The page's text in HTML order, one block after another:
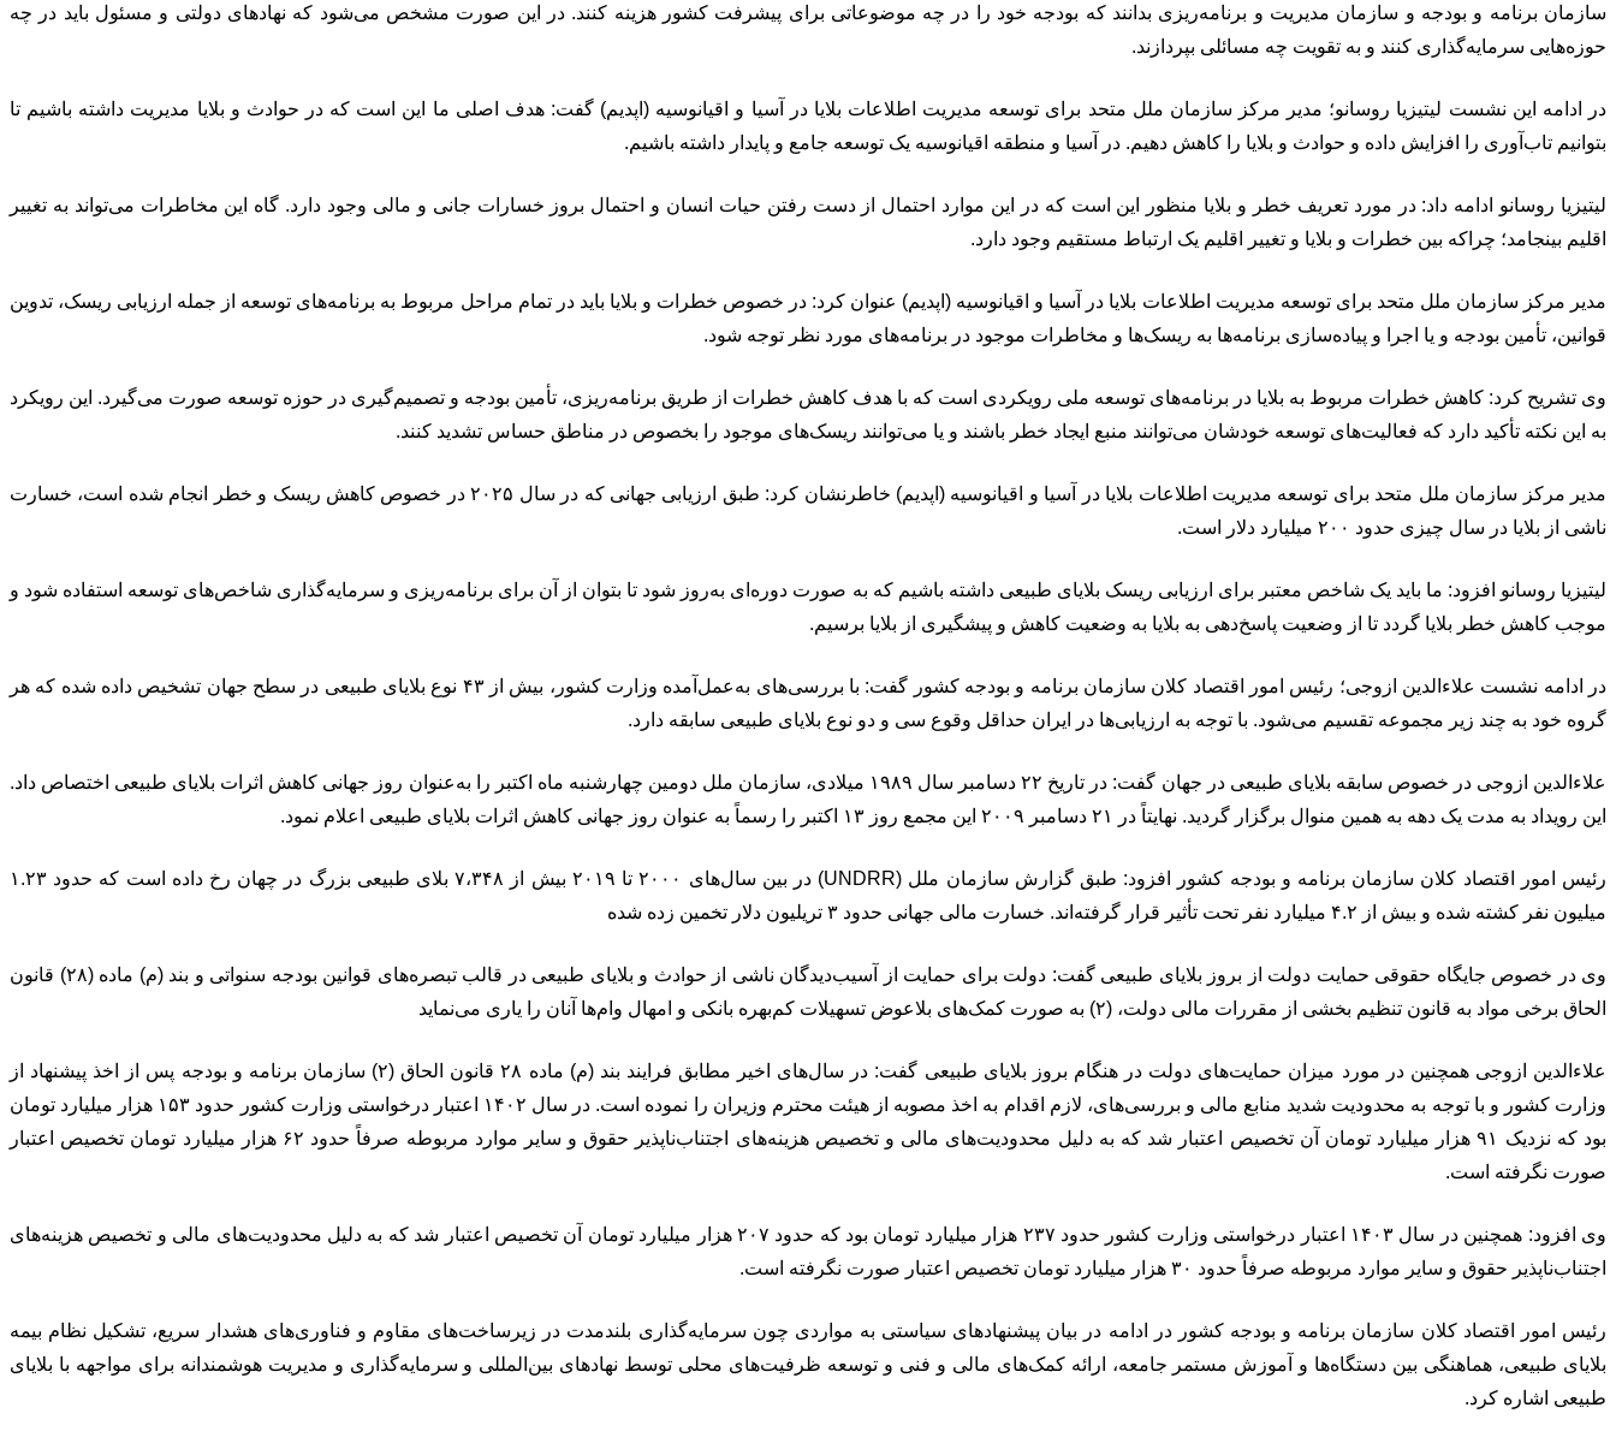
سازمان برنامه و بودجه و سازمان مدیریت و برنامه‌ریزی بدانند که بودجه خود را در چه موضوعاتی برای پیشرفت کشور هزینه کنند. در این صورت مشخص می‌شود که نهادهای دولتی و مسئول باید در چه
حوزه‌هایی سرمایه‌گذاری کنند و به تقویت چه مسائلی بپردازند.
در ادامه این نشست لیتیزیا روسانو؛ مدیر مرکز سازمان ملل متحد برای توسعه مدیریت اطلاعات بلایا در آسیا و اقیانوسیه (اپدیم) گفت: هدف اصلی ما این است که در حوادث و بلایا مدیریت داشته باشیم تا
بتوانیم تاب‌آوری را افزایش داده و حوادث و بلایا را کاهش دهیم. در آسیا و منطقه اقیانوسیه یک توسعه جامع و پایدار داشته باشیم.
لیتیزیا روسانو ادامه داد: در مورد تعریف خطر و بلایا منظور این است که در این موارد احتمال از دست رفتن حیات انسان و احتمال بروز خسارات جانی و مالی وجود دارد. گاه این مخاطرات می‌تواند به تغییر
اقلیم بینجامد؛ چراکه بین خطرات و بلایا و تغییر اقلیم یک ارتباط مستقیم وجود دارد.
مدیر مرکز سازمان ملل متحد برای توسعه مدیریت اطلاعات بلایا در آسیا و اقیانوسیه (اپدیم) عنوان کرد: در خصوص خطرات و بلایا باید در تمام مراحل مربوط به برنامه‌های توسعه از جمله ارزیابی ریسک، تدوین
قوانین، تأمین بودجه و یا اجرا و پیاده‌سازی برنامه‌ها به ریسک‌ها و مخاطرات موجود در برنامه‌های مورد نظر توجه شود.
وی تشریح کرد: کاهش خطرات مربوط به بلایا در برنامه‌های توسعه ملی رویکردی است که با هدف کاهش خطرات از طریق برنامه‌ریزی، تأمین بودجه و تصمیم‌گیری در حوزه توسعه صورت می‌گیرد. این رویکرد
به این نکته تأکید دارد که فعالیت‌های توسعه خودشان می‌توانند منبع ایجاد خطر باشند و یا می‌توانند ریسک‌های موجود را بخصوص در مناطق حساس تشدید کنند.
مدیر مرکز سازمان ملل متحد برای توسعه مدیریت اطلاعات بلایا در آسیا و اقیانوسیه (اپدیم) خاطرنشان کرد: طبق ارزیابی جهانی که در سال ۲۰۲۵ در خصوص کاهش ریسک و خطر انجام شده است، خسارت
ناشی از بلایا در سال چیزی حدود ۲۰۰ میلیارد دلار است.
لیتیزیا روسانو افزود: ما باید یک شاخص معتبر برای ارزیابی ریسک بلایای طبیعی داشته باشیم که به صورت دوره‌ای به‌روز شود تا بتوان از آن برای برنامه‌ریزی و سرمایه‌گذاری شاخص‌های توسعه استفاده شود و
موجب کاهش خطر بلایا گردد تا از وضعیت پاسخ‌دهی به بلایا به وضعیت کاهش و پیشگیری از بلایا برسیم.
در ادامه نشست علاءالدین ازوجی؛ رئیس امور اقتصاد کلان سازمان برنامه و بودجه کشور گفت: با بررسی‌های به‌عمل‌آمده وزارت کشور، بیش از ۴۳ نوع بلایای طبیعی در سطح جهان تشخیص داده شده که هر
گروه خود به چند زیر مجموعه تقسیم می‌شود. با توجه به ارزیابی‌ها در ایران حداقل وقوع سی و دو نوع بلایای طبیعی سابقه دارد.
علاءالدین ازوجی در خصوص سابقه بلایای طبیعی در جهان گفت: در تاریخ ۲۲ دسامبر سال ۱۹۸۹ میلادی، سازمان ملل دومین چهارشنبه ماه اکتبر را به‌عنوان روز جهانی کاهش اثرات بلایای طبیعی اختصاص داد.
این رویداد به مدت یک دهه به همین منوال برگزار گردید. نهایتاً در ۲۱ دسامبر ۲۰۰۹ این مجمع روز ۱۳ اکتبر را رسماً به عنوان روز جهانی کاهش اثرات بلایای طبیعی اعلام نمود.
رئیس امور اقتصاد کلان سازمان برنامه و بودجه کشور افزود: طبق گزارش سازمان ملل (UNDRR) در بین سال‌های ۲۰۰۰ تا ۲۰۱۹ بیش از ۷،۳۴۸ بلای طبیعی بزرگ در چهان رخ داده است که حدود ۱.۲۳
میلیون نفر کشته شده و بیش از ۴.۲ میلیارد نفر تحت تأثیر قرار گرفته‌اند. خسارت مالی جهانی حدود ۳ تریلیون دلار تخمین زده شده
وی در خصوص جایگاه حقوقی حمایت دولت از بروز بلایای طبیعی گفت: دولت برای حمایت از آسیب‌دیدگان ناشی از حوادث و بلایای طبیعی در قالب تبصره‌های قوانین بودجه سنواتی و بند (م) ماده (۲۸) قانون
الحاق برخی مواد به قانون تنظیم بخشی از مقررات مالی دولت، (۲) به صورت کمک‌های بلاعوض تسهیلات کم‌بهره بانکی و امهال وام‌ها آنان را یاری می‌نماید
علاءالدین ازوجی همچنین در مورد میزان حمایت‌های دولت در هنگام بروز بلایای طبیعی گفت: در سال‌های اخیر مطابق فرایند بند (م) ماده ۲۸ قانون الحاق (۲) سازمان برنامه و بودجه پس از اخذ پیشنهاد از
وزارت کشور و با توجه به محدودیت شدید منابع مالی و بررسی‌های، لازم اقدام به اخذ مصوبه از هیئت محترم وزیران را نموده است. در سال ۱۴۰۲ اعتبار درخواستی وزارت کشور حدود ۱۵۳ هزار میلیارد تومان
بود که نزدیک ۹۱ هزار میلیارد تومان آن تخصیص اعتبار شد که به دلیل محدودیت‌های مالی و تخصیص هزینه‌های اجتناب‌ناپذیر حقوق و سایر موارد مربوطه صرفاً حدود ۶۲ هزار میلیارد تومان تخصیص اعتبار
صورت نگرفته است.
وی افزود: همچنین در سال ۱۴۰۳ اعتبار درخواستی وزارت کشور حدود ۲۳۷ هزار میلیارد تومان بود که حدود ۲۰۷ هزار میلیارد تومان آن تخصیص اعتبار شد که به دلیل محدودیت‌های مالی و تخصیص هزینه‌های
اجتناب‌ناپذیر حقوق و سایر موارد مربوطه صرفاً حدود ۳۰ هزار میلیارد تومان تخصیص اعتبار صورت نگرفته است.
رئیس امور اقتصاد کلان سازمان برنامه و بودجه کشور در ادامه در بیان پیشنهادهای سیاستی به مواردی چون سرمایه‌گذاری بلندمدت در زیرساخت‌های مقاوم و فناوری‌های هشدار سریع، تشکیل نظام بیمه
بلایای طبیعی، هماهنگی بین دستگاه‌ها و آموزش مستمر جامعه، ارائه کمک‌های مالی و فنی و توسعه ظرفیت‌های محلی توسط نهادهای بین‌المللی و سرمایه‌گذاری و مدیریت هوشمندانه برای مواجهه با بلایای
طبیعی اشاره کرد.